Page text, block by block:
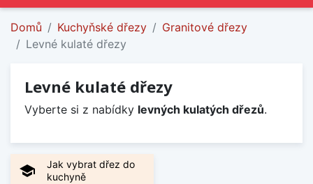
Domů Kuchyňské dřezy
Granitové dřezy
Levné kulaté dřezy
Levné kulaté dřezy
Vyberte si z nabídky levných kulatých dřezů.
school
Jak vybrat dřez do
kuchyně